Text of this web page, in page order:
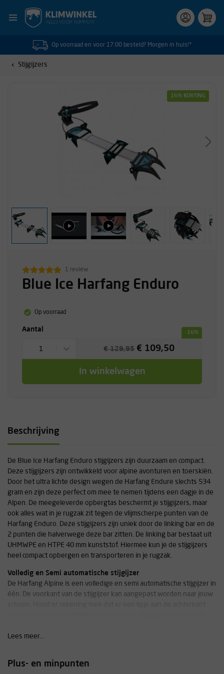
Op voorraad en voor 17:00 besteld? Morgen in huis!*
Stijgijzers
16% KORTING
1 review
Blue Ice Harfang Enduro
Op voorraad
Aantal -16%
1 € 129,95 € 109,50
In winkelwagen
Beschrijving
De Blue Ice Harfang Enduro stijgijzers zijn duurzaam en compact.
Deze stijgijzers zijn ontwikkeld voor alpine avonturen en toerskiën.
Door het ultra lichte design wegen de Harfang Endure slechts 534
gram en zijn deze perfect om mee te nemen tijdens een dagje in de
Alpen. De meegeleverde opbergtas beschermt je stijgijzers, maar
ook alles wat in je rugzak zit tegen de vlijmscherpe punten van de
Harfang Enduro. Deze stijgijzers zijn uniek door de linking bar en de
2 punten die halverwege deze bar zitten. De linking bar bestaat uit
UHMWPE en HTPE 40 mm kunststof. Hiermee kun je de stijgijzers
heel compact opbergen en transporteren in je rugzak.
Volledig en Semi automatische stijgijzer
De Harfang Alpine is een volledige en semi automatische stijgijzer in
één. De voorkant van de stijgijzer kan aangepast worden naar jouw
voordat de band zijn maximale rek heeft bereikt. Hoe dit precies
Lees meer...
Plus- en minpunten